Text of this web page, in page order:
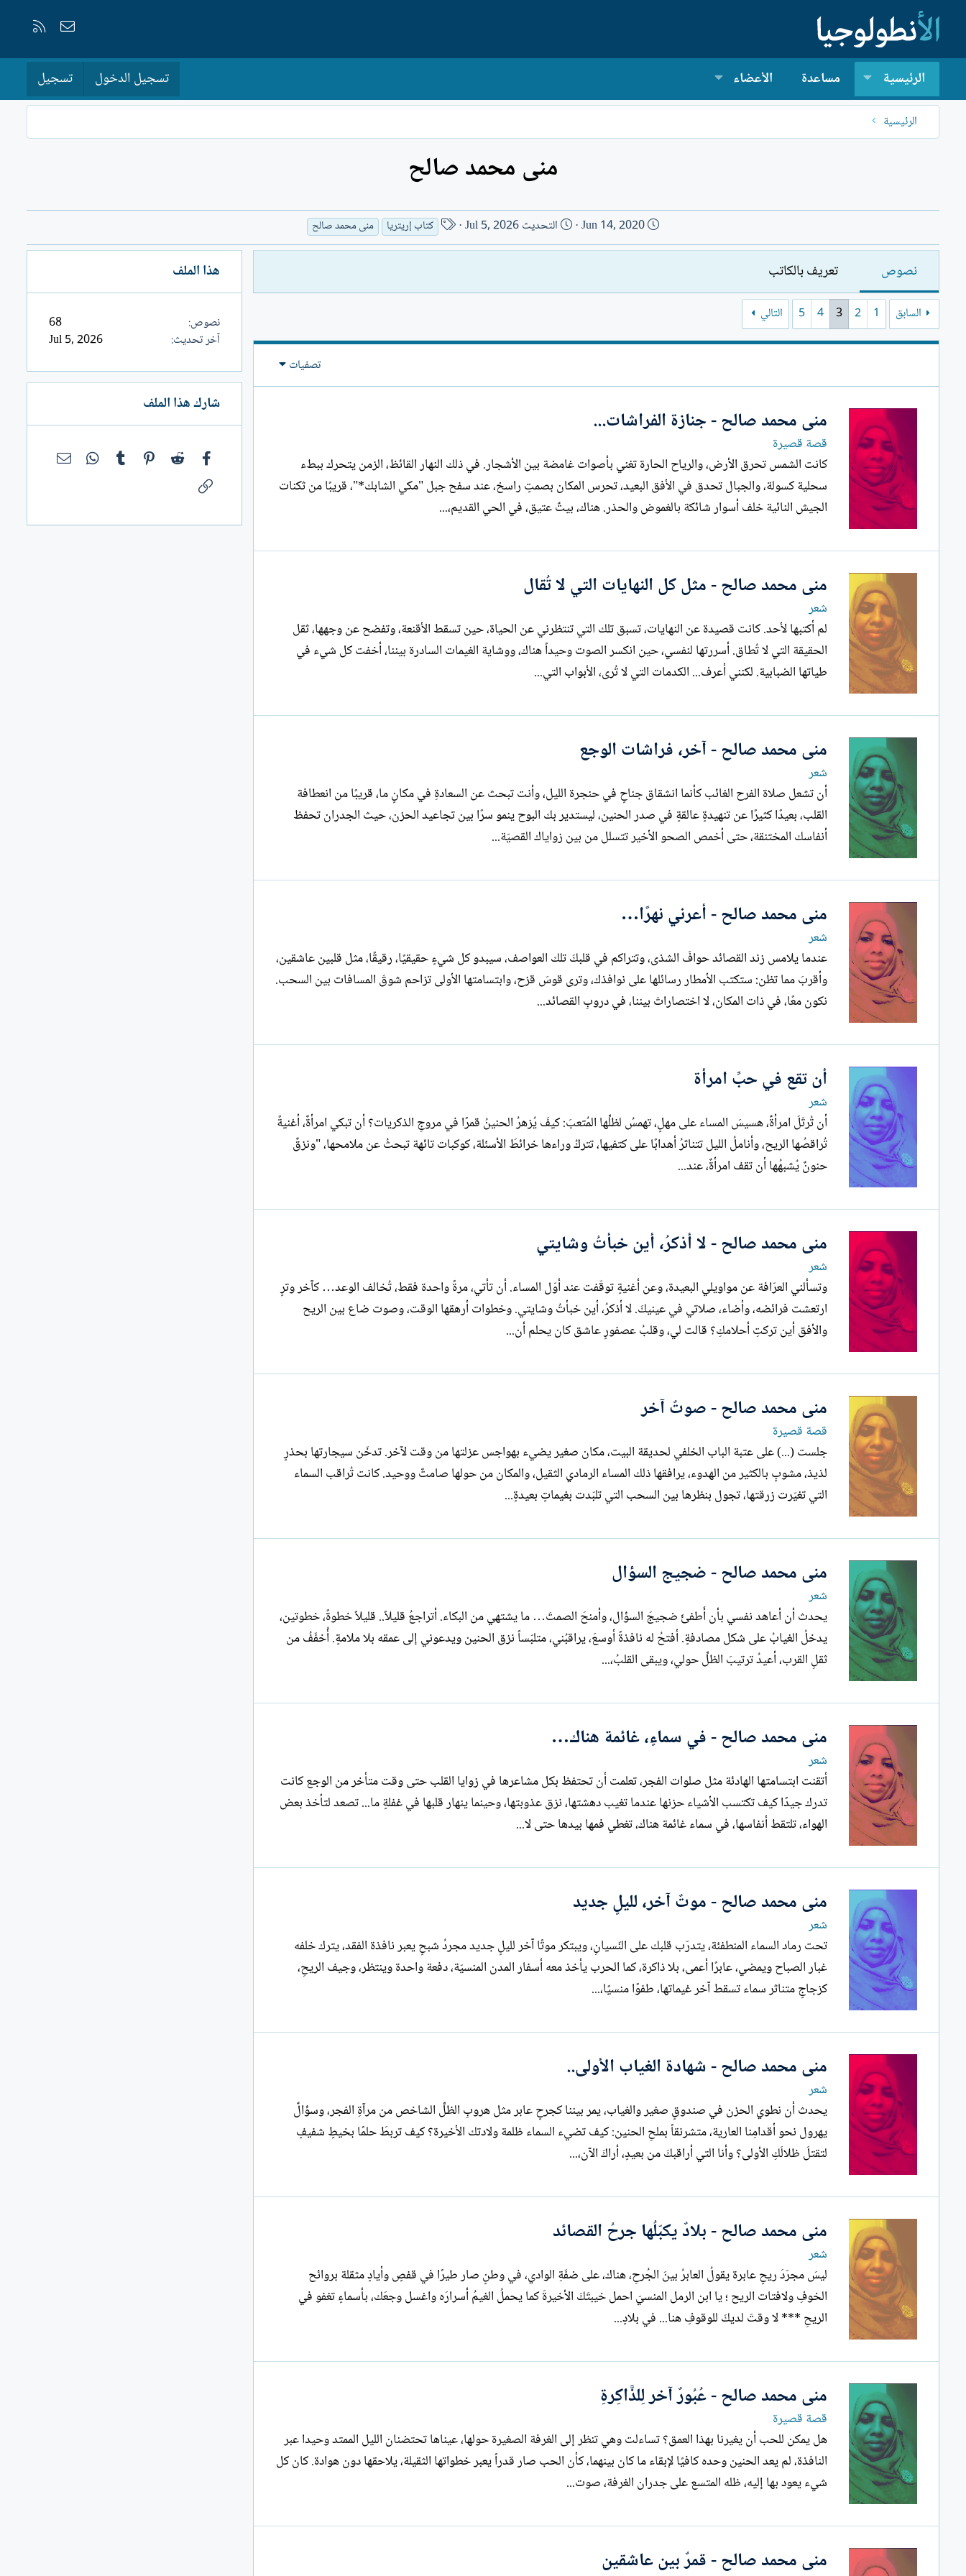
إتصل بنا
الرئيسية مساعدة الأعضاء تسجيل الدخول تسجيل
الرئيسية
منى محمد صالح
ت
ا
خ
إ
ء
Jun 14, 2020 التحديثJul 5, 2026
ا
س
ل
ت
كتاب إريتريا منى محمد صالح
نصوص تعريف بالكاتب
السابق 1
2
3
4
5 التالي
تصفيات
منى محمد صالح - جنازة الفراشات...
قصة قصيرة
كانت الشمس تحرق الأرض، والرياح الحارة تغني بأصوات غامضة بين الأشجار. في ذلك النهار القائظ، الزمن يتحرك ببطء
سحلية كسولة، والجبال تحدق في الأفق البعيد، تحرس المكان بصمتٍ راسخ، عند سفح جبل "مكي الشابك*"، قريبًا من ثكنات
الجيش النائية خلف أسوار شائكة بالغموض والحذر. هناك، بيتٌ عتيق، في الحي القديم،...
منى محمد صالح - مثل كل النهايات التي لا تُقال
شعر
لم أكتبها لأحد. كانت قصيدة عن النهايات، تسبق تلك التي تنتظرني عن الحياة، حين تسقط الأقنعة، وتفضح عن وجهها، ثقل
الحقيقة التي لا تُطاق. أسررتها لنفسي، حين انكسر الصوت وحيداً هناك، ووشاية الغيمات السادرة بيننا، أخفت كل شيء في
طياتها الضبابية. لكنني أعرف... الكدمات التي لا تُرى، الأبواب التي...
منى محمد صالح - آخر، فراشات الوجع
شعر
أن تشعل صلاة الفرح الغائب كأنما انشقاق جناحٍ في حنجرة الليل، وأنت تبحث عن السعادةِ في مكانٍ ما، قريبًا من انعطافة
القلب، بعيدًا كثيرًا عن تنهيدةٍ عالقةٍ في صدر الحنين، ليستدير بك البوح ينمو سرًا بين تجاعيد الحزن، حيث الجدران تحفظ
أنفاسك المختنقة، حتى أخمص الصحو الأخير تتسلل من بين زواياك القصيّة...
منى محمد صالح - أعرني نهرًا…
شعر
عندما يلامس زند القصائد حوافَ الشذى، وتتراكم في قلبكَ تلك العواصف، سيبدو كل شيءٍ حقيقيًا، رقيقًا، مثل قلبين عاشقين،
وأقربَ مما تظن: ستكتب الأمطار رسائلها على نوافذك، وترى قوسَ قزح، وابتسامتها الأولى تزاحم شوقَ المسافات بين السحب.
نكون معًا، في ذات المكان، لا اختصاراتَ بيننا، في دروبِ القصائد...
أن تقع في حبِّ امرأة
شعر
أن تُرتّلَ امرأةٌ، هسيسَ المساء على مهلٍ، تهمسُ لظلِّها المُتعبَ: كيفَ يُزهرُ الحنينُ قمرًا في مروجِ الذكريات؟ أن تبكي امرأةٌ، أغنيةً
تُراقصُها الريح، وأناملُ الليل تتناثرُ أهدابًا على كتفيها، تتركُ وراءها خرائطَ الأسئلة، كوكبات تائهة تبحثُ عن ملامحها، "ونزقٌ
حنونٌ يُشبهُها أن تقف امرأةٌ، عند...
منى محمد صالح - لا أذكرُ، أين خبأتُ وشايتي
شعر
وتسألني العرّافة عن مواويلي البعيدة، وعن أغنيةٍ توقّفت عند أوّل المساء. أن تأتي، مرةً واحدة فقط، تُخالف الوعد… كآخر وترٍ
ارتعشت فرائضه، وأضاء، صلاتي في عينيكَ. لا أذكرُ، أين خبأتُ وشايتي. وخطوات أرهقها الوقت، وصوت ضاع بين الريح
والأفق أين تركتِ أحلامكِ؟ قالت لي، وقلبُ عصفورٍ عاشق كان يحلم أن...
منى محمد صالح - صوتٌ آخر
قصة قصيرة
جلست (...) على عتبة الباب الخلفي لحديقة البيت، مكان صغير يضيء بهواجس عزلتها من وقت لآخر. تدخّن سيجارتها بحذرٍ
لذيذ، مشوبٍ بالكثير من الهدوء، يرافقها ذلك المساء الرمادي الثقيل، والمكان من حولها صامتٌ ووحيد. كانت تُراقب السماء
التي تغيّرت زرقتها، تجول بنظرها بين السحب التي تلبّدت بغيماتٍ بعيدةٍ...
منى محمد صالح - ضجيج السؤال
شعر
يحدث أن أعاهد نفسي بأن أُطفئَ ضجيجَ السؤال، وأمنحَ الصمتَ… ما يشتهي من البكاء. أتراجعُ قليلاً.. قليلاً خطوةً، خطوتين،
يدخلُ الغيابُ على شكل مصادفةٍ. أفتحُ له نافذةً أوسعَ، يراقبُني، متلبّساً نزق الحنين ويدعوني إلى عمقه بلا ملامةٍ. أُخفّفُ من
ثقلِ القرب، أعيدُ ترتيبَ الظلِّ حولي، ويبقى القلبُ،...
منى محمد صالح - في سماءٍ، غائمة هناك…
شعر
أتقنت ابتسامتها الهادئة مثل صلوات الفجر، تعلمت أن تحتفظ بكل مشاعرها في زوايا القلب حتى وقت متأخر من الوجع كانت
تدرك جيدًا كيف تكتسب الأشياء حزنها عندما تغيب دهشتها، نزق عذوبتها، وحينما ينهار قلبها في غفلةٍ ما... تصعد لتأخذ بعض
الهواء، تلتقط أنفاسها، في سماء غائمة هناك، تغطي فمها بيدها حتى لا...
منى محمد صالح - موتٌ آخر، لليلٍ جديد
شعر
تحت رماد السماء المنطفئة، يتدرّب قلبك على النّسيانِ، ويبتكر موتًا آخر لليلٍ جديد مجردُ شبحٍ يعبر نافذة الفقد، يترك خلفه
غبار الصباح ويمضي، عابرًا أعمى، بلا ذاكرة، كما الحرب يأخذ معه أسفار المدن المنسيّة، دفعة واحدة وينتظر، وجيف الريحِ،
كزجاجٍ متناثر سماء تسقط آخر غيماتها، طفوًا منسيًا،...
منى محمد صالح - شهادة الغياب الأولى..
شعر
يحدث أن نطوي الحزن في صندوقٍ صغير والغياب، يمر بيننا كجرحٍ عابر مثل هروبِ الظلِّ الشاخص من مرآةِ الفجر، وسؤالٌ
يهرول نحو أقدامِنا العارية، متشرنقاً بملحِ الحنين: كيف تضيء السماء ظلمة ولادتك الأخيرة؟ كيف تربطَ حلمًا بخيطٍ شفيفٍ
لتقتلَ ظلالَكِ الأولى؟ وأنا التي أراقبكَ من بعيدٍ، أراكَ الآن،...
منى محمد صالح - بلادٌ يكبّلُها جرحُ القصائد
شعر
ليسَ مجرّدَ ريحٍ عابرة يقولُ العابرُ بينَ الجُرحِ، هناك، على ضفّةِ الوادي، في وطنٍ صار طيرًا في قفصٍ وأيادٍ مثقلة بروائح
الخوفِ ولافتات الريح ؛ يا ابن الرمل المنسيّ احمل خيبتَكَ الأخيرةَ كما يحملُ الغيمُ أسرارَه واغسل وجعَك، بأسماءٍ تغفو في
الريحِ *** لا وقتَ لديكَ للوقوفِ هنا... في بلادٍ...
منى محمد صالح - عُبُورٌ آخر لِلذَّاكِرةِ
قصة قصيرة
هل يمكن للحب أن يغيرنا بهذا العمق؟ تساءلت وهي تنظر إلى الغرفة الصغيرة حولها، عيناها تحتضنان الليل الممتد وحيدا عبر
النافذة، لم يعد الحنين وحده كافيًا لإبقاء ما كان بينهما، كأن الحب صار قدراً يعبر خطواتها الثقيلة، يلاحقها دون هوادة. كان كل
شيء يعود بها إليه، ظله المتسع على جدران الغرفة، صوت...
منى محمد صالح - قمرٌ بين عاشقين
هذا الملف
نصوص
68
آخر تحديث
Jul 5, 2026
شارك هذا الملف
فيسبوك Reddit
Pinterest
Tumblr
WhatsApp